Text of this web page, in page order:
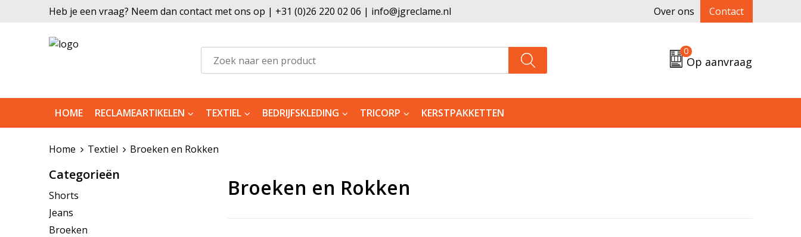
Heb je een vraag? Neem dan contact met ons op | +31 (0)26 220 02 06 | info@jgreclame.nl Over ons Contact
0
Op aanvraag
HOME RECLAMEARTIKELEN TEXTIEL BEDRIJFSKLEDING TRICORP KERSTPAKKETTEN
Home Textiel Broeken en Rokken
Categorieën
Shorts
Jeans
Broeken
Broeken en Rokken